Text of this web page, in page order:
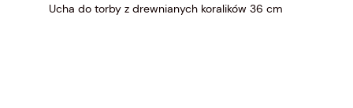
Ucha do torby z drewnianych koralików 36 cm